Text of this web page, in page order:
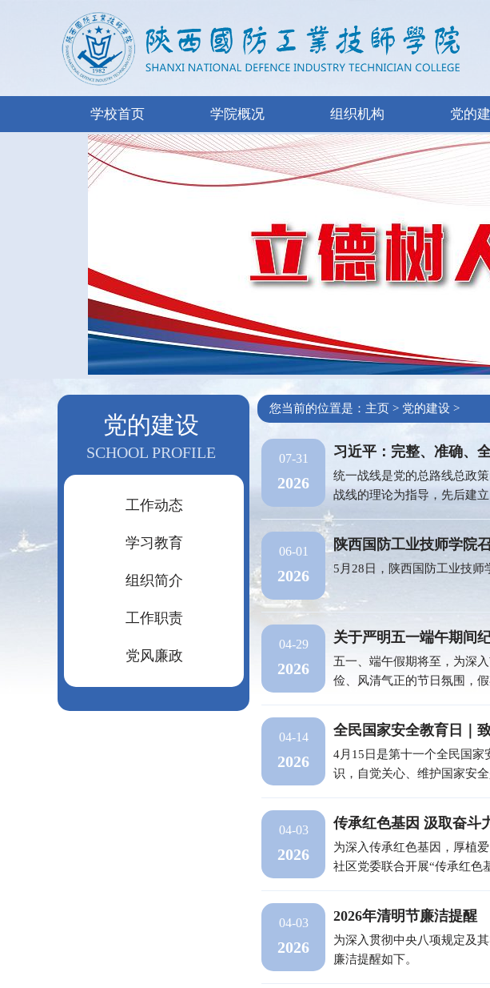
学校首页 学院概况 组织机构 党的
党的建设
SCHOOL PROFILE
工作动态
学习教育
组织简介
工作职责
党风廉政
您当前的位置是： 主页 > 党的建设 >
07-31
2026
习近平：完整、准确、
统一战线是党的总路线总政
战线的理论为指导，先后建
06-01
2026
陕西国防工业技师学院
5月28日，陕西国防工业技师
04-29
2026
关于严明五一端午期间
五一、端午假期将至，为深
俭、风清气正的节日氛围，
04-14
2026
全民国家安全教育日｜
4月15日是第十一个全民国
识，自觉关心、维护国家安
04-03
2026
传承红色基因 汲取奋
为深入传承红色基因，厚植
社区党委联合开展“传承红色
04-03
2026
2026年清明节廉洁提醒
为深入贯彻中央八项规定及
廉洁提醒如下。